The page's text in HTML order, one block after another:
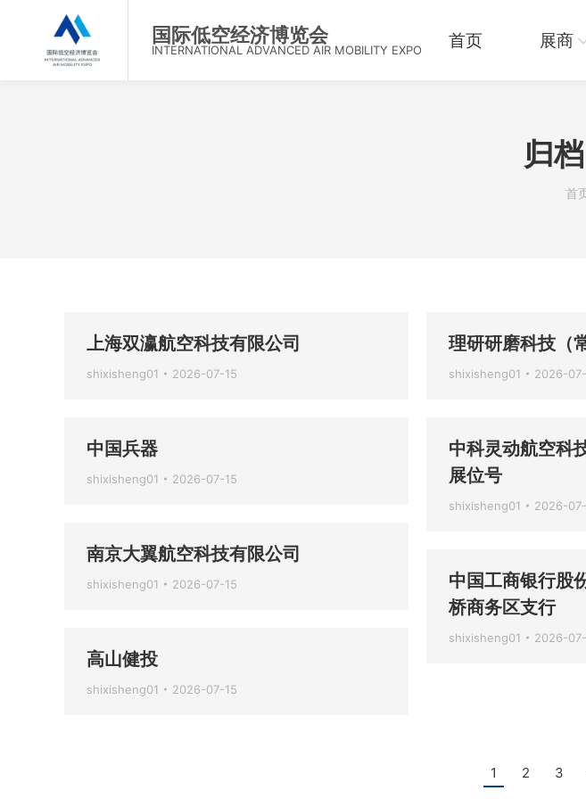
国际低空经济博览会
INTERNATIONAL ADVANCED AIR MOBILITY EXPO 首页 展商
归档
您
首
上海双瀛航空科技有限公司
shixisheng01 2026-07-15
理研研磨科技（
shixisheng01 2026-
中国兵器
shixisheng01 2026-07-15
中科灵动航空科
展位号
shixisheng01 2026-
南京大翼航空科技有限公司
shixisheng01 2026-07-15
中国工商银行股
桥商务区支行
shixisheng01 2026-
高山健投
shixisheng01 2026-07-15
1 2 3
展商 观众